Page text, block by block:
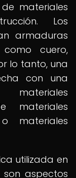
materiales
Los
armaduras
cuero,
lo tanto, una
con una
materiales
materiales
utilizada en
aspectos